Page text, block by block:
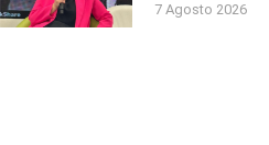
7 Agosto 2026